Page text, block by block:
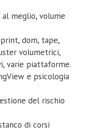
meglio, volume
dom, tape,
volumetrici,
varie piattaforme.
e psicologia
del rischio
di corsi